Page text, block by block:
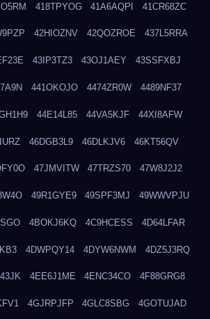
418TPYOG 41A6AQPI 41CR68ZC
42HIOZNV 42QOZROE 437L5RRA
43IP3TZ3 43OJ1AEY 43SSFXBJ
441OKOJO 4474ZR0W 4489NF37
44E14L85 44VA5KJF 44XI8AFW
46DGB3L9 46DLKJV6 46KT56QV
47JMVITW 47TRZS70 47W8J2J2
49R1GYE9 49SPF3MJ 49WWVPJU
4BOKJ6KQ 4C9HCESS 4D64LFAR
4DWPQY14 4DYW6NWM 4DZ5J3RQ
4EE6J1ME 4ENC34CO 4F88GRG8
4GJRPJFP 4GLC8SBG 4GOTUJAD